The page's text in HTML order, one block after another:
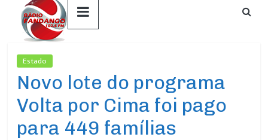
Estado
Novo lote do programa
Volta por Cima foi pago
para 449 famílias